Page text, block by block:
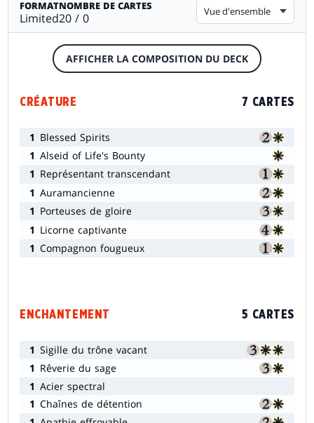
FORMAT
Limited
NOMBRE DE CARTES
20 / 0 Vue d'ensemble
AFFICHER LA COMPOSITION DU DECK
CRÉATURE 7 CARTES
1 Blessed Spirits
1 Alseid of Life's Bounty
1 Représentant transcendant
1 Auramancienne
1 Porteuses de gloire
1 Licorne captivante
1 Compagnon fougueux
ENCHANTEMENT 5 CARTES
1 Sigille du trône vacant
1 Rêverie du sage
1 Acier spectral
1 Chaînes de détention